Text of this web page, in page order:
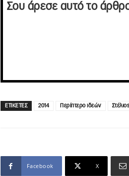
Σου άρεσε αυτό το
ΕΤΙΚΕΤΕΣ 2014 Περίπτερο ιδεών
Facebook X